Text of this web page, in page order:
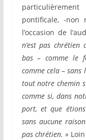
pontificale, -non
l’occasion de
n’est pas
bas – comme le
comme cela – sans
tout notre chemin
comme si, dans
port, et que
sans aucune
pas chrétien. »